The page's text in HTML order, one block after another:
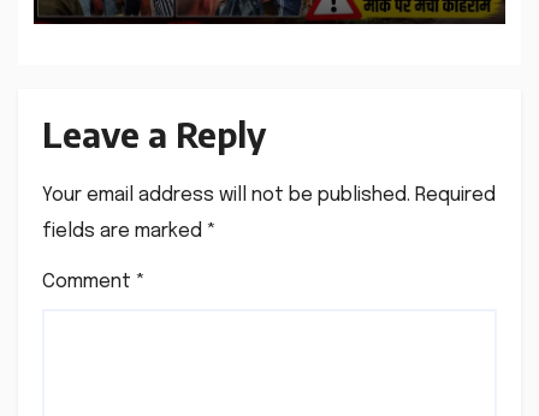
Leave a Reply
Your email address will not be published. Required
fields are marked *
Comment *